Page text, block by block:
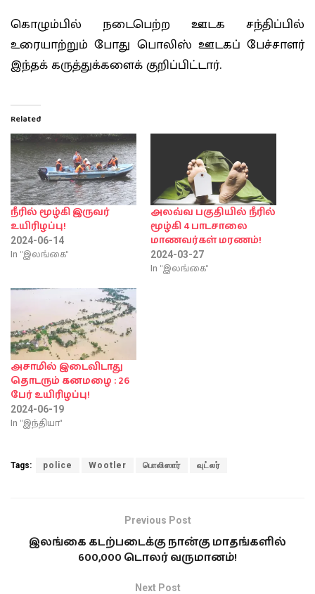
கொழும்பில் நடைபெற்ற ஊடக சந்திப்பில்
உரையாற்றும் போது பொலிஸ் ஊடகப் பேச்சாளர்
இந்தக் கருத்துக்களைக் குறிப்பிட்டார்.
Related
நீரில் மூழ்கி இருவர்
உயிரிழப்பு!
2024-06-14
In "இலங்கை"
அலவ்வ பகுதியில் நீரில்
மூழ்கி 4 பாடசாலை
மாணவர்கள் மரணம்!
2024-03-27
In "இலங்கை"
அசாமில் இடைவிடாது
தொடரும் கனமழை : 26
பேர் உயிரிழப்பு!
2024-06-19
In "இந்தியா"
Tags: police Wootler பொலிஸார் வுட்லர்
Previous Post
இலங்கை கடற்படைக்கு நான்கு மாதங்களில்
600,000 டொலர் வருமானம்!
Next Post